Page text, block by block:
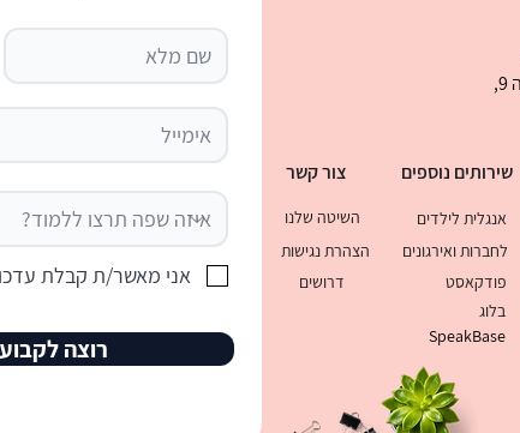
המדריך שיגרום לכם להרים את
אני מאשר/ת קבלת
רוצה
בני ברמן 2 , מגדל העסקים קניון עיר ימים קומה 9,
שירותים נוספים צור קשר
אנגלית לילדים
השיטה שלנו
לחברות ואירגונים
הצהרת נגישות
פודקאסט
דרושים
בלוג
SpeakBase